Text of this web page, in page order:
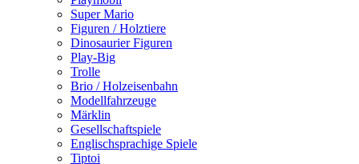
Super Mario
Figuren / Holztiere
Dinosaurier Figuren
Play-Big
Trolle
Brio / Holzeisenbahn
Modellfahrzeuge
Märklin
Gesellschaftspiele
Englischsprachige Spiele
Tiptoi